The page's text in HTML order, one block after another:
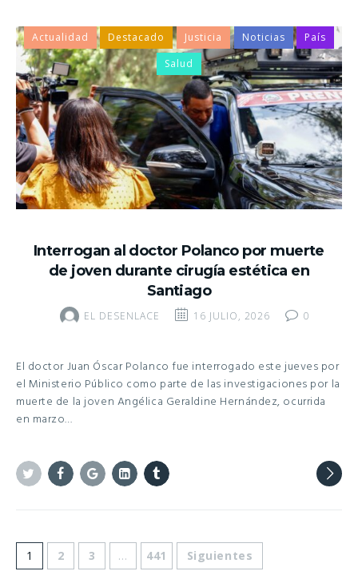
Interrogan al doctor Polanco por muerte
de joven durante cirugía estética en
Santiago
EL DESENLACE 16 JULIO, 2026 0
Actualidad Destacado Justicia Noticias
País
Salud
El doctor Juan Óscar Polanco fue interrogado este jueves por
el Ministerio Público como parte de las investigaciones por la
muerte de la joven Angélica Geraldine Hernández, ocurrida
en marzo…
1 2 3 … 441 Siguientes